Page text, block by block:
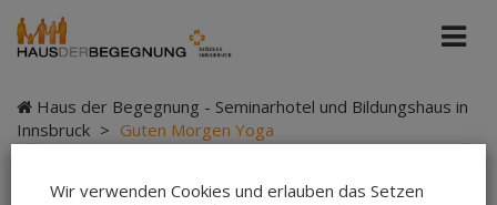
Haus der Begegnung - Seminarhotel und Bildungshaus in
Innsbruck > Guten Morgen Yoga
Wir verwenden Cookies und erlauben das Setzen